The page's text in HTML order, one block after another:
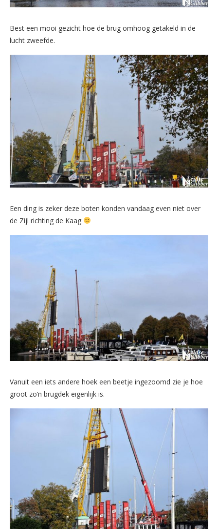
Best een mooi gezicht hoe de brug omhoog getakeld in de
lucht zweefde.
Een ding is zeker deze boten konden vandaag even niet over
de Zijl richting de Kaag
Vanuit een iets andere hoek een beetje ingezoomd zie je hoe
groot zo’n brugdek eigenlijk is.